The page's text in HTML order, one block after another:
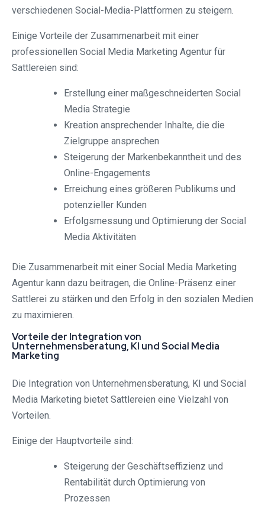
verschiedenen Social-Media-Plattformen zu steigern.
Einige Vorteile der Zusammenarbeit mit einer
professionellen Social Media Marketing Agentur für
Sattlereien sind:
Erstellung einer maßgeschneiderten Social
Media Strategie
Kreation ansprechender Inhalte, die die
Zielgruppe ansprechen
Steigerung der Markenbekanntheit und des
Online-Engagements
Erreichung eines größeren Publikums und
potenzieller Kunden
Erfolgsmessung und Optimierung der Social
Media Aktivitäten
Die Zusammenarbeit mit einer Social Media Marketing
Agentur kann dazu beitragen, die Online-Präsenz einer
Sattlerei zu stärken und den Erfolg in den sozialen Medien
zu maximieren.
Vorteile der Integration von
Unternehmensberatung, KI und Social Media
Marketing
Die Integration von Unternehmensberatung, KI und Social
Media Marketing bietet Sattlereien eine Vielzahl von
Vorteilen.
Einige der Hauptvorteile sind:
Steigerung der Geschäftseffizienz und
Rentabilität durch Optimierung von
Prozessen